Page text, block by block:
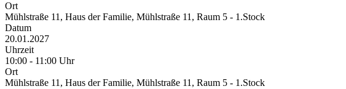
Ort
Mühlstraße 11, Haus der Familie, Mühlstraße 11, Raum 5 - 1.Stock
Datum
20.01.2027
Uhrzeit
10:00 - 11:00 Uhr
Ort
Mühlstraße 11, Haus der Familie, Mühlstraße 11, Raum 5 - 1.Stock